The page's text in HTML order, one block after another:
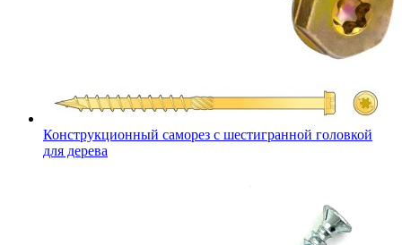
Конструкционный саморез с шестигранной головкой
для дерева